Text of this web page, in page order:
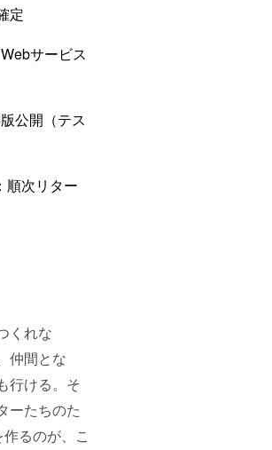
定
サービス
公開（テス
順次リター
くれな
仲間とな
行ける。そ
ーたちのた
作るのが、こ